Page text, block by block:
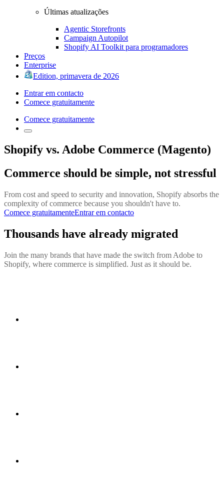
Últimas atualizações
Agentic Storefronts
Campaign Autopilot
Shopify AI Toolkit para programadores
Preços
Enterprise
Edition, primavera de 2026
Entrar em contacto
Comece gratuitamente
Comece gratuitamente
Shopify vs. Adobe Commerce (Magento)
Commerce should be simple, not stressful
From cost and speed to security and innovation, Shopify absorbs the
complexity of commerce because you shouldn't have to.
Comece gratuitamenteEntrar em contacto
Thousands have already migrated
Join the many brands that have made the switch from Adobe to
Shopify, where commerce is simplified. Just as it should be.